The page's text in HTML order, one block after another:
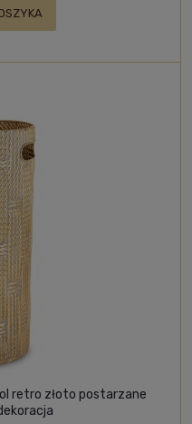
retro złoto postarzane